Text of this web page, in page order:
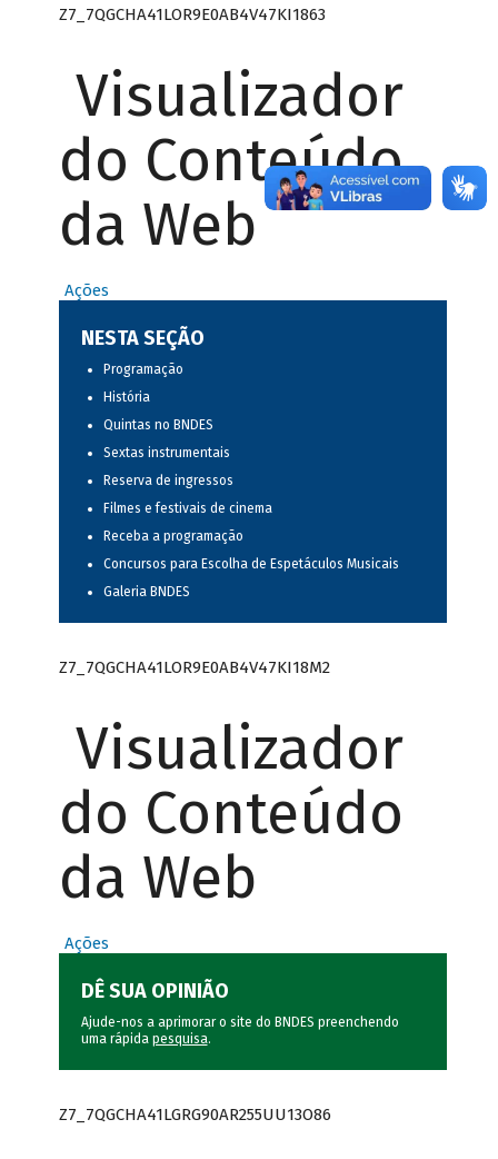
Z7_7QGCHA41LOR9E0AB4V47KI1863
Visualizador
do Conteúdo
da Web
Ações
NESTA SEÇÃO
Programação
História
Quintas no BNDES
Sextas instrumentais
Reserva de ingressos
Filmes e festivais de cinema
Receba a programação
Concursos para Escolha de Espetáculos Musicais
Galeria BNDES
Z7_7QGCHA41LOR9E0AB4V47KI18M2
Visualizador
do Conteúdo
da Web
Ações
DÊ SUA OPINIÃO
Ajude-nos a aprimorar o site do BNDES preenchendo
uma rápida pesquisa.
Z7_7QGCHA41LGRG90AR255UU13O86